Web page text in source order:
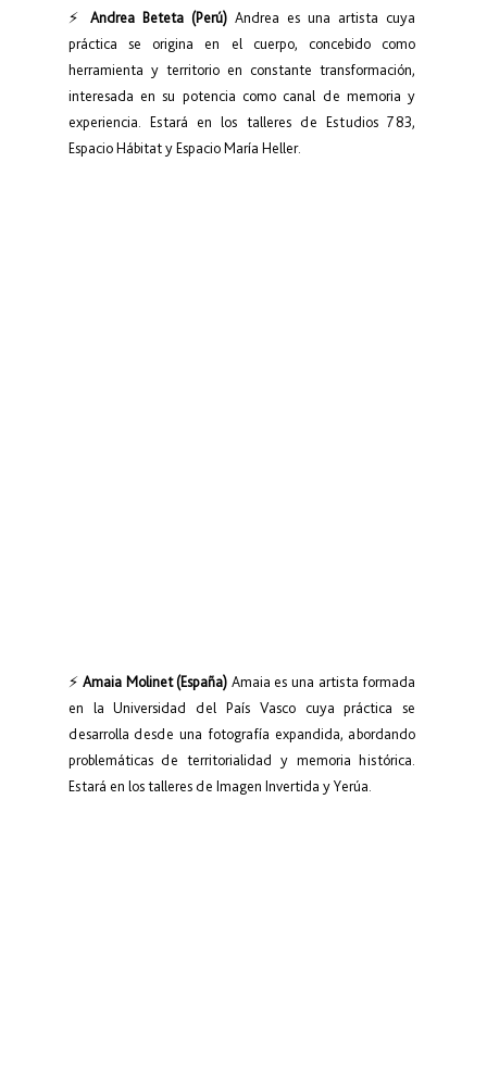
⚡ Andrea Beteta (Perú) Andrea es una artista cuya
práctica se origina en el cuerpo, concebido como
herramienta y territorio en constante transformación,
interesada en su potencia como canal de memoria y
experiencia. Estará en los talleres de Estudios 783,
Espacio Hábitat y Espacio María Heller.
⚡ Amaia Molinet (España) Amaia es una artista formada
en la Universidad del País Vasco cuya práctica se
desarrolla desde una fotografía expandida, abordando
problemáticas de territorialidad y memoria histórica.
Estará en los talleres de Imagen Invertida y Yerúa.